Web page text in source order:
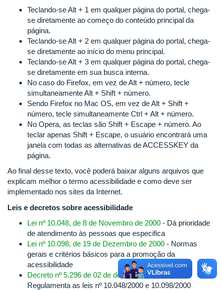
Teclando-se Alt + 1 em qualquer página do portal, chega-
se diretamente ao começo do conteúdo principal da
página.
Teclando-se Alt + 2 em qualquer página do portal, chega-
se diretamente ao início do menu principal.
Teclando-se Alt + 3 em qualquer página do portal, chega-
se diretamente em sua busca interna.
No caso do Firefox, em vez de Alt + número, tecle
simultaneamente Alt + Shift + número.
Sendo Firefox no Mac OS, em vez de Alt + Shift +
número, tecle simultaneamente Ctrl + Alt + número.
No Opera, as teclas são Shift + Escape + número. Ao
teclar apenas Shift + Escape, o usuário encontrará uma
janela com todas as alternativas de ACCESSKEY da
página.
Ao final desse texto, você poderá baixar alguns arquivos que
explicam melhor o termo acessibilidade e como deve ser
implementado nos sites da Internet.
Leis e decretos sobre acessibilidade
Lei nº 10.048, de 8 de Novembro de 2000 - Dá prioridade
de atendimento às pessoas que especifica
Lei nº 10.098, de 19 de Dezembro de 2000 - Normas
gerais e critérios básicos para a promoção da
acessibilidade
Decreto nº 5.296 de 02 de dezembro de 2004
Regulamenta as leis nº 10.048/2000 e 10.098/2000